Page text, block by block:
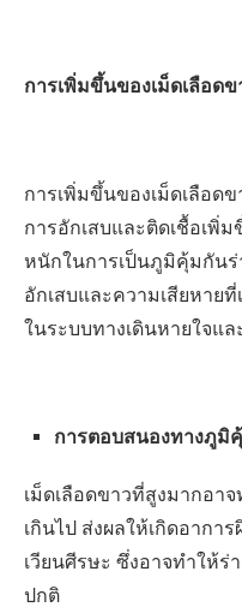
การเพิ่มขึ้นของเม็ดเลือด
การเพิ่มขึ้นของเม็ดเลือด
การอักเสบและติดเชื้อเพิ่
หนักในการเป็นภูมิคุ้มกันร่
อักเสบและความเสียหาย
ในระบบทางเดินหายใจแ
การตอบสนองทางภู
เม็ดเลือดขาวที่สูงมากอ
เกินไป ส่งผลให้เกิดอากา
เวียนศีรษะ ซึ่งอาจทำให้ร่
ปกติ